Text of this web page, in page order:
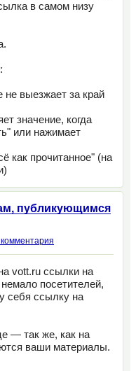
в самом низу
:
выезжает за край
значение, когда
или нажимает
как прочитанное" (на
публикующимся
vott.ru ссылки на
посетителей,
себя ссылку на
— так же, как на
ваши материалы.